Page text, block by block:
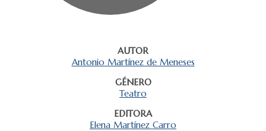
AUTOR
Antonio Martínez de Meneses
GÉNERO
Teatro
EDITORA
Elena Martínez Carro